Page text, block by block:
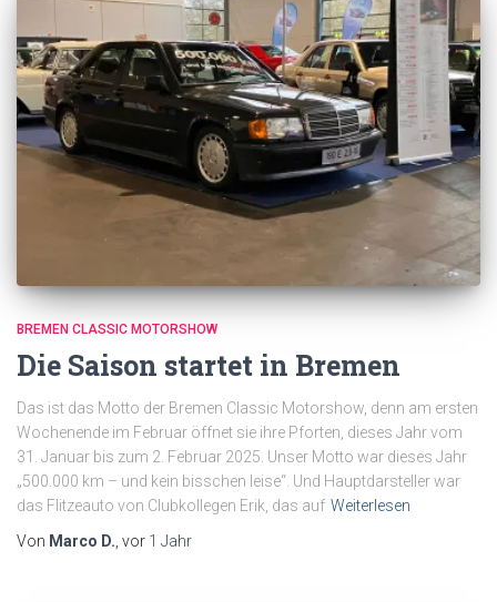
BREMEN CLASSIC MOTORSHOW
Die Saison startet in Bremen
Das ist das Motto der Bremen Classic Motorshow, denn am ersten
Wochenende im Februar öffnet sie ihre Pforten, dieses Jahr vom
31. Januar bis zum 2. Februar 2025. Unser Motto war dieses Jahr
„500.000 km – und kein bisschen leise“. Und Hauptdarsteller war
das Flitzeauto von Clubkollegen Erik, das auf Weiterlesen
Von Marco D., vor 1 Jahr